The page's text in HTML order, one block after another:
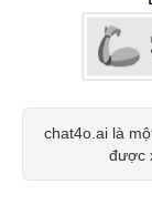
chat4o.ai là
được